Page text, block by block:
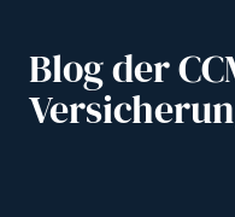
Blog der